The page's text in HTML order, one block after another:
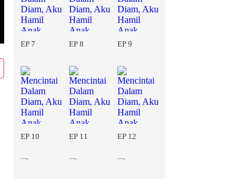
EP 7 EP 8 EP 9
EP 10 EP 11 EP 12